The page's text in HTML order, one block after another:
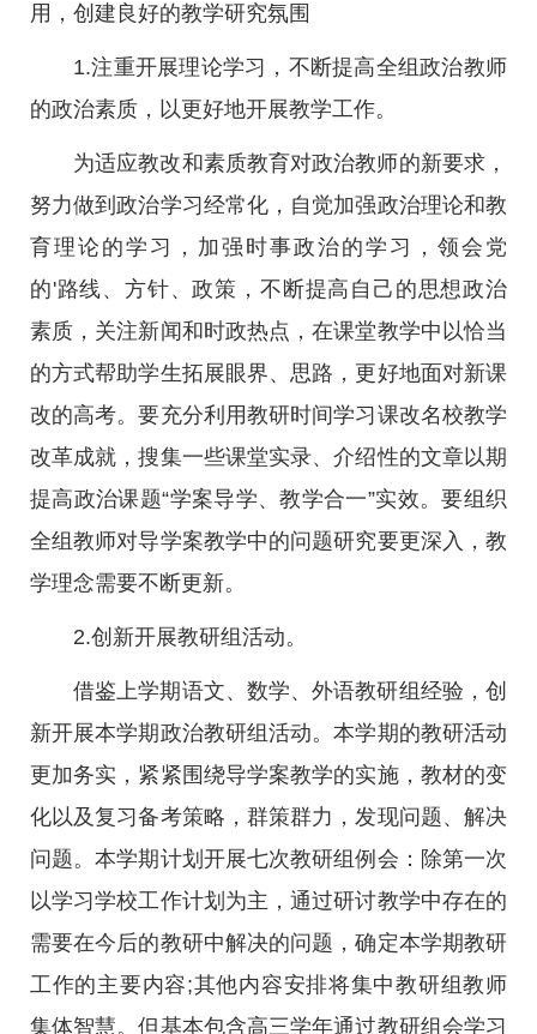
用，创建良好的教学研究氛围
1.注重开展理论学习，不断提高全组政治教师
的政治素质，以更好地开展教学工作。
为适应教改和素质教育对政治教师的新要求，
努力做到政治学习经常化，自觉加强政治理论和教
育理论的学习，加强时事政治的学习，领会党
的'路线、方针、政策，不断提高自己的思想政治
素质，关注新闻和时政热点，在课堂教学中以恰当
的方式帮助学生拓展眼界、思路，更好地面对新课
改的高考。要充分利用教研时间学习课改名校教学
改革成就，搜集一些课堂实录、介绍性的文章以期
提高政治课题“学案导学、教学合一”实效。要组织
全组教师对导学案教学中的问题研究要更深入，教
学理念需要不断更新。
2.创新开展教研组活动。
借鉴上学期语文、数学、外语教研组经验，创
新开展本学期政治教研组活动。本学期的教研活动
更加务实，紧紧围绕导学案教学的实施，教材的变
化以及复习备考策略，群策群力，发现问题、解决
问题。本学期计划开展七次教研组例会：除第一次
以学习学校工作计划为主，通过研讨教学中存在的
需要在今后的教研中解决的问题，确定本学期教研
工作的主要内容;其他内容安排将集中教研组教师
集体智慧。但基本包含高三学年通过教研组会学习